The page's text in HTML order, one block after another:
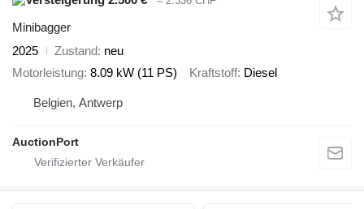
Minibagger
2025
Zustand neu
Motorleistung 8.09 kW (11 PS) Kraftstoff Diesel
Belgien, Antwerp
AuctionPort